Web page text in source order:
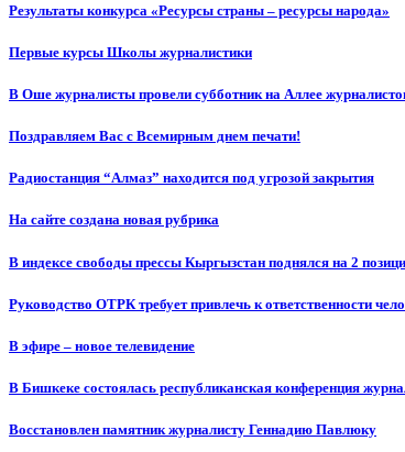
Результаты конкурса «Ресурсы страны – ресурсы народа»
Первые курсы Школы журналистики
В Оше журналисты провели субботник на Аллее
Поздравляем Вас с Всемирным днем печати!
Радиостанция “Алмаз” находится под угрозой закрытия
На сайте создана новая рубрика
В индексе свободы прессы Кыргызстан поднялся на 2
Руководство ОТРК требует привлечь к ответственности
В эфире – новое телевидение
В Бишкеке состоялась республиканская конференция
Восстановлен памятник журналисту Геннадию Павлюку